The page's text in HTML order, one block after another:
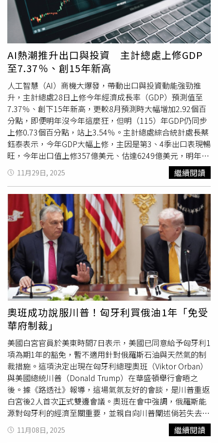
低迷的房地產市場打擊家庭信心。喬治艾娃表示，IMF估算
中國未來3年需投入約占GDP 5％的資金來「果斷」解決房
地產問題，而這可透過更嚴謹的財政與產業政策管理來達
成。她補充，決策者應更積極推動已預售住宅的完工，也應
更果斷地讓「沒有生存能力」的中國房企退出市場，「我們
稱它們為殭屍企業。嗯，讓殭屍離場吧。」喬治艾娃指出，
IMF分析顯示，提高社會支出特別是農村地區，可以在中期
內將中國消費提升至相當於GDP 3％。她同時提到，中國仍
需制定具體政策措施，但也必須讓市場力量扮演更重要角
色，尤其是科技發展與人民幣（RMB）方面，「我們希望看
到的是能反映基本面、由市場決定的人民幣匯率。」IMF於
10日發布聲明指出，中國相較貿易夥伴的低通膨「導致人民
幣實質匯率貶值，進一步推動強勁出口與上升中的經常帳順
差。」與此同時，IMF也上調中國明年經濟成長預測至
4.5％，主要基於國內刺激政策及低於預期的關稅，較10月
預測上調0.3個百分點。IMF也將2025年的成長預期上調0.2
個百分點至5％。IMF預期，中國的通膨將從今年的0％升至
明年的平均0.8％。中國稍早公布，11月消費者物價指數
（CPI）較去年同期上升0.7％，為近2年新高。IMF指出，
北京要成功轉向以消費帶動成長的模式，需要「更緊迫且更
具力度」的刺激措施。中國領導層在10月宣布，未來5年的
發展目標將包含更大力度的刺激消費與提升科技自立。中國
高層預計將於本週稍後召開年度「中央經濟工作會議」，討
論明年的經濟計畫。上述談話出自IMF代表團在北京與上海
進行為期10天、屬年度第4條公約（Article IV
Consultation）的中國經濟審查後。喬治艾娃與中國國務院
總理李強、副總理何立峰、中國人民銀行行長潘功勝、財政
部長藍佛安與商務部長王文濤會面。李強9日在北京會見喬
治艾娃及其他9家國際經濟機構負責人，並呼籲加強合作，
表示中國有能力實現今年的經濟目標。此次訪問由IMF中國
團隊長賈恩-錢德拉（Sonali Jain-Chandra）領軍，IMF第一
副總裁卡茨（Dan Katz）亦加入部分行程並與中國高層官員
會晤。
AI熱潮推升出口與投資 主計總處上修GDP
至7.37％、創15年新高
人工智慧（AI）商機大爆發，帶動出口與投資動能強勁推
升，主計總處28日上修今年經濟成長率（GDP）預測值至
7.37％、創下15年新高，更較8月預測時大幅增加2.92個百
分點，即便明年沒今年這麼狂，但明（115）年GDP仍同步
上修0.73個百分點，站上3.54％。主計總處綜合統計處長蔡
鈺泰表示，今年GDP大幅上修，主因是第3、4季出口表現暢
旺，今年出口值上修357億美元、估達6249億美元，明年出
口值上修623億美元、估達6644億美元；而普發1萬現金效
應也會在今年第4季及明年第1季開始發酵，對第4季GDP影
響1個百分點。主計總處同步修正近年經濟數據，112年成
長率由1.08％微幅調高至為1.12％，113年則由4.84％上修
至5.27％。明年整體經濟成長率預估為3.54%，上修0.73個
百分點。對於AI商機爆發，主計總處解釋，AI等新興科技應
用快速普及，算力需求劇增，激勵大型雲端服務業者
（CSP）加速布建AI基礎設施，美國推遲半導體相關產品關
稅，加上消費性電子需求回溫，推升我國電子零組件及資通
訊產品出口大幅擴增，但傳產貨品仍受約制。面對美國關稅
政策不確定性，IMF（國際貨幣基金）下修世界貿易量成長
率至2.3％，主計總處認為，隨AI技術及相關應用發展之長
期態勢益趨確立，加上各國政府積極推動主權AI，硬體需求
持續強勁，台灣除在地供應鏈，加上半導體高階製程產能開
出，仍有優勢。但主計總處也示警，明年有AI進程，美國關
稅、通膨等5大不確定因素，仍須持續觀察。
11月29日, 2025 繼續閱讀
奧班成功說服川普！匈牙利買俄油1年「免受
華府制裁」
美國白宮官員於美東時間7日表示，美國已同意給予匈牙利1
項為期1年的豁免，暫不適用針對俄羅斯石油與天然氣的制
裁措施。這項決定出現在匈牙利總理奧班（Viktor Orban）
與美國總統川普（Donald Trump）在華盛頓舉行會晤之
後。據《路透社》報導，這場氣氛友好的會談，是川普重返
白宮後2人首次正式雙邊會議。奧班在會中強調，俄羅斯能
源對匈牙利的經濟至關重要，並親自向川普闡述倘若失去俄
羅斯石油與天然氣供應，將對匈牙利人民及經濟造成嚴重衝
擊。在上月宣布的對俄制裁中，美國將俄羅斯石油巨頭「盧
11月08日, 2025 繼續閱讀